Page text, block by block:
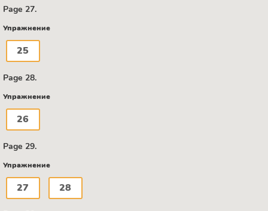
Page 27.
Упражнение
25
Page 28.
Упражнение
26
Page 29.
Упражнение
27 28